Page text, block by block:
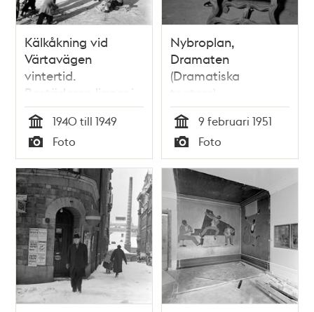
Kälkåkning vid
Värtavägen
vintertid.
Bostäderna ligger i
kv. Teaterladan vid
Rindögatan
Tid
1940 till 1949
Typ
Foto
Nybroplan,
Dramaten
(Dramatiska
teatern).
Skådespelare Poul
Reumert läser
Molières (Jean-
Baptiste Poquelin)
pjäs Don Juan
Tid
9 februari 1951
Typ
Foto